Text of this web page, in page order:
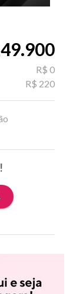
R$ 0
R$ 220